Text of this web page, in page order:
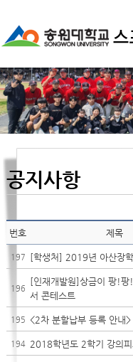
공지사항
번호 제목
197 [학생처] 2019년 아산장
196
[인재개발원]상금이 팡!팡
서 콘테스트
195 <2차 분할납부 등록 안내>
194 2018학년도 2학기 강의피